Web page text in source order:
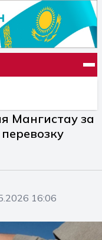
Мангистау за
16:06